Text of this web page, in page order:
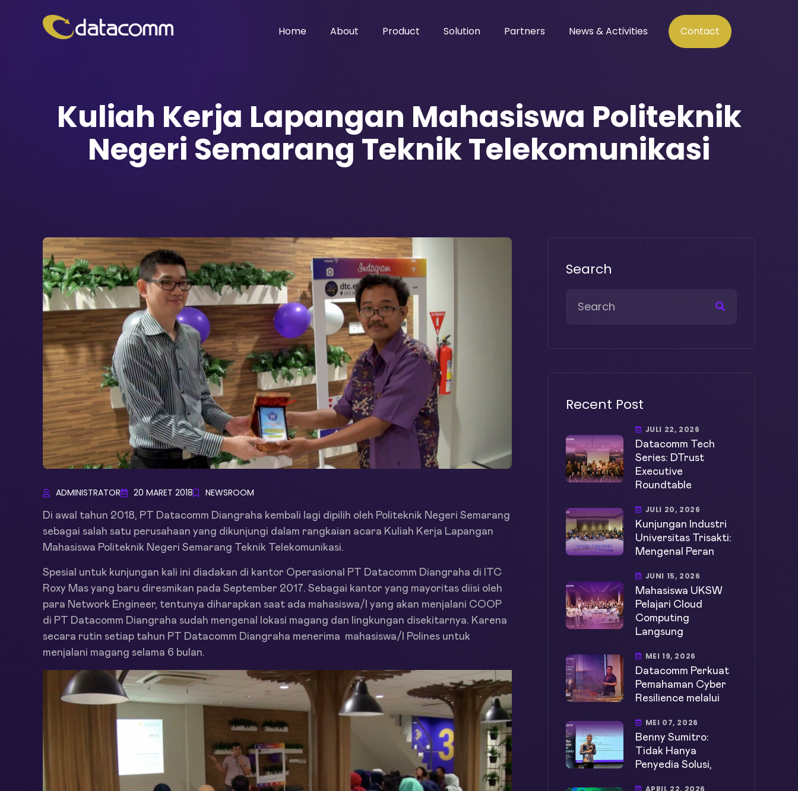
Home About Product Solution Partners News & Activities Contact
Kuliah Kerja Lapangan Mahasiswa Politeknik
Negeri Semarang Teknik Telekomunikasi
ADMINISTRATOR 20 MARET 2018 NEWSROOM
Di awal tahun 2018, PT Datacomm Diangraha kembali lagi dipilih oleh Politeknik Negeri Semarang
sebagai salah satu perusahaan yang dikunjungi dalam rangkaian acara Kuliah Kerja Lapangan
Mahasiswa Politeknik Negeri Semarang Teknik Telekomunikasi.
Spesial untuk kunjungan kali ini diadakan di kantor Operasional PT Datacomm Diangraha di ITC
Roxy Mas yang baru diresmikan pada September 2017. Sebagai kantor yang mayoritas diisi oleh
para Network Engineer, tentunya diharapkan saat ada mahasiswa/I yang akan menjalani COOP
di PT Datacomm Diangraha sudah mengenal lokasi magang dan lingkungan disekitarnya. Karena
secara rutin setiap tahun PT Datacomm Diangraha menerima mahasiswa/I Polines untuk
menjalani magang selama 6 bulan.
Search
Recent Post
JULI 22, 2026
Datacomm Tech
Series: DTrust
Executive
Roundtable
JULI 20, 2026
Kunjungan Industri
Universitas Trisakti:
Mengenal Peran
JUNI 15, 2026
Mahasiswa UKSW
Pelajari Cloud
Computing
Langsung
MEI 19, 2026
Datacomm Perkuat
Pemahaman Cyber
Resilience melalui
MEI 07, 2026
Benny Sumitro:
Tidak Hanya
Penyedia Solusi,
APRIL 22, 2026